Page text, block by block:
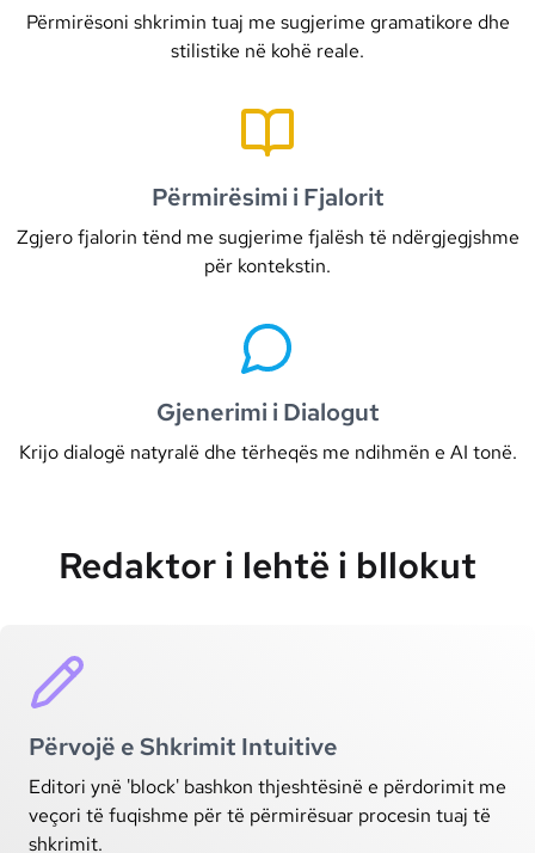
Përmirësoni shkrimin tuaj me sugjerime gramatikore dhe
stilistike në kohë reale.
Përmirësimi i Fjalorit
Zgjero fjalorin tënd me sugjerime fjalësh të ndërgjegjshme
për kontekstin.
Gjenerimi i Dialogut
Krijo dialogë natyralë dhe tërheqës me ndihmën e AI tonë.
Redaktor i lehtë i bllokut
Përvojë e Shkrimit Intuitive
Editori ynë 'block' bashkon thjeshtësinë e përdorimit me
veçori të fuqishme për të përmirësuar procesin tuaj të
shkrimit.